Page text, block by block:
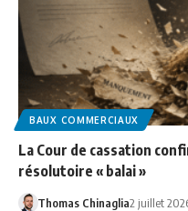
BAUX COMMERCIAUX
La Cour de cassation
résolutoire « balai »
Thomas Chinaglia2 juillet